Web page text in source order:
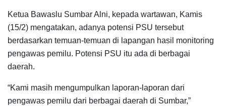
Ketua Bawaslu Sumbar Alni, kepada wartawan, Kamis
(15/2) mengatakan, adanya potensi PSU tersebut
berdasarkan temuan-temuan di lapangan hasil monitoring
pengawas pemilu. Potensi PSU itu ada di berbagai
daerah.
“Kami masih mengumpulkan laporan-laporan dari
pengawas pemilu dari berbagai daerah di Sumbar,”